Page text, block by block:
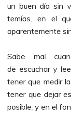
un buen día sin
temías, en el
aparentemente
Sabe mal
de escuchar y
tener que medir
tener que dejar
posible, y en el